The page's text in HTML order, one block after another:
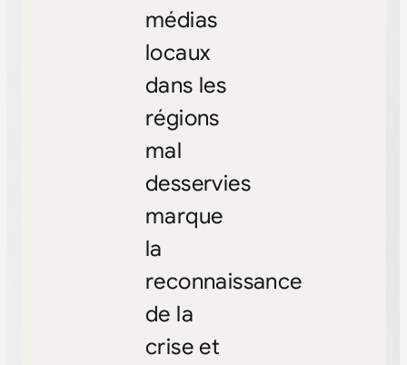
médias
locaux
dans les
régions
mal
desservies
marque
la
reconnaissance
de la
crise et